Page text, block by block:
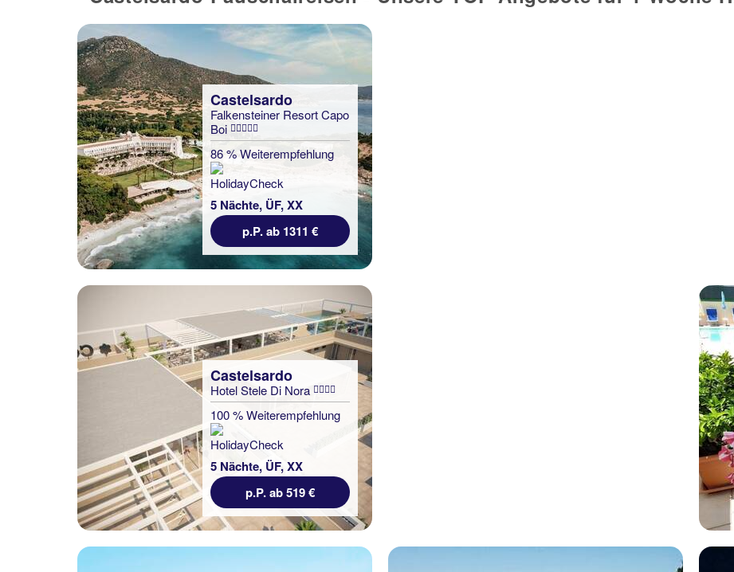
Castelsardo
Falkensteiner Resort Capo
Boi
86 % Weiterempfehlung
5 Nächte, ÜF, XX
p.P. ab 1311 €
Castelsardo
Hotel Stele Di Nora
100 % Weiterempfehlung
5 Nächte, ÜF, XX
p.P. ab 519 €